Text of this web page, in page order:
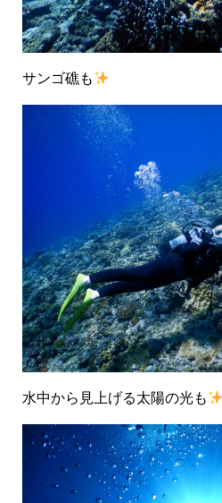
サンゴ礁も
水中から見上げる太陽の光も